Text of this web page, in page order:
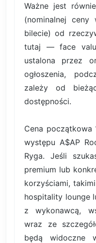
Ważne jest
(nominalnej ceny
bilecie) od
tutaj — face
ustalona przez
ogłoszenia,
zależy od
dostępności.
Cena początkowa
występu A$AP
Ryga. Jeśli
premium lub
korzyściami,
hospitality lounge
z wykonawcą,
wraz ze
będą widoczne